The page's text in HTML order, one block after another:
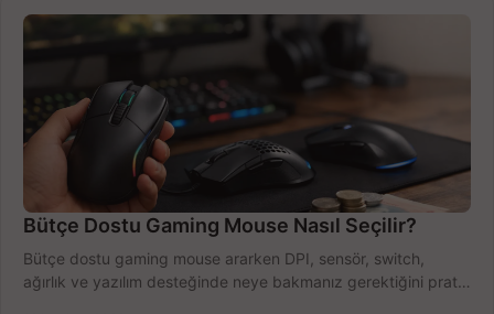
Bütçe Dostu Gaming Mouse Nasıl Seçilir?
Bütçe dostu gaming mouse ararken DPI, sensör, switch,
ağırlık ve yazılım desteğinde neye bakmanız gerektiğini pratik